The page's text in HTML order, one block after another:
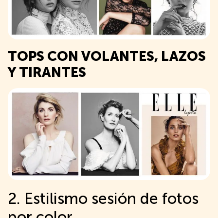
TOPS CON VOLANTES, LAZOS
Y TIRANTES
2. Estilismo sesión de fotos